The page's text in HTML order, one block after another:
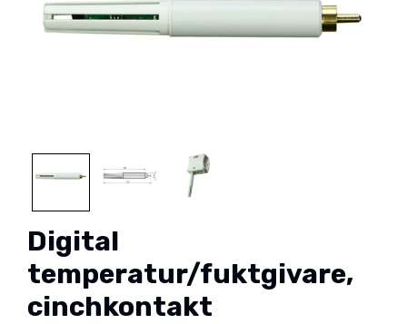
Digital
temperatur/fuktgivare,
cinchkontakt